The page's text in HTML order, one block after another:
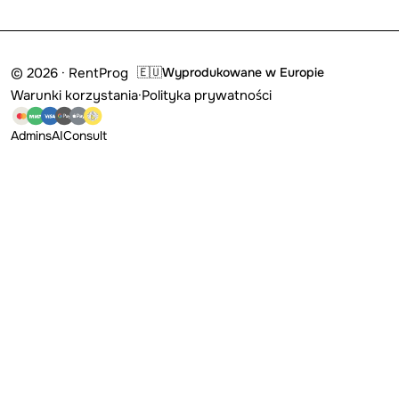
© 2026 · RentProg 🇪🇺Wyprodukowane w Europie
Warunki korzystania·Polityka prywatności
AdminsAIConsult